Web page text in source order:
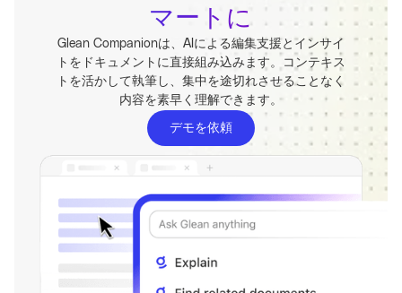
マートに
Glean Companionは、AIによる編集支援とインサイ
トをドキュメントに直接組み込みます。コンテキス
トを活かして執筆し、集中を途切れさせることなく
内容を素早く理解できます。
デモを依頼